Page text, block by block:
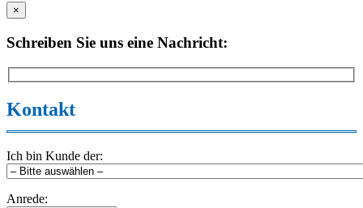
×
Schreiben Sie uns eine Nachricht:
Kontakt
Ich bin Kunde der:
Anrede: